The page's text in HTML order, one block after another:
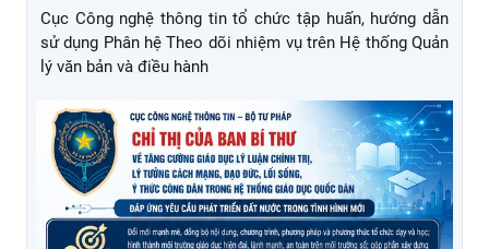
Cục Công nghệ thông tin tổ chức tập huấn, hướng dẫn
sử dụng Phân hệ Theo dõi nhiệm vụ trên Hệ thống Quản
lý văn bản và điều hành